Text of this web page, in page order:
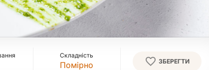
Складність
Помірно ЗБЕРЕГТИ